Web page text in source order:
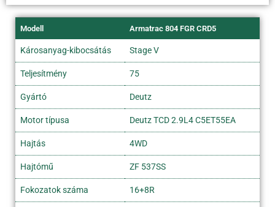
Modell Armatrac 804 FGR CRD5
Károsanyag-kibocsátás Stage V
Teljesítmény 75
Gyártó Deutz
Motor típusa Deutz TCD 2.9L4 C5ET55EA
Hajtás 4WD
Hajtómű ZF 537SS
Fokozatok száma 16+8R